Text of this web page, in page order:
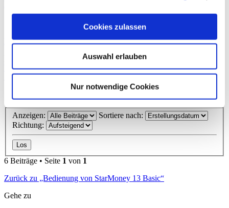
Cookies zulassen
Auswahl erlauben
Nur notwendige Cookies
Re: Visakarte DKB funktioniert nicht mehr
Beitrag vonnpatzschke»Mi., 26. Jun 2024 07:19
Ich habe jetzt SM 14 ausprobiert und es funktioniert.
Nach oben
Antworten
Anzeigen:
Sortiere nach:
Richtung:
6 Beiträge • Seite 1 von 1
Zurück zu „Bedienung von StarMoney 13 Basic“
Gehe zu